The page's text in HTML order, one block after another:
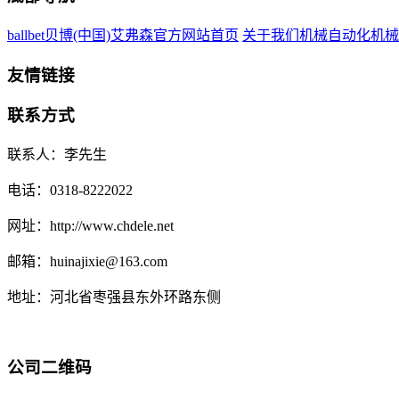
ballbet贝博(中国)艾弗森官方网站首页 关于我们 机械自动化机
友情链接
联系方式
联系人：李先生
电话：0318-8222022
网址：http://www.chdele.net
邮箱：huinajixie@163.com
地址：河北省枣强县东外环路东侧
公司二维码